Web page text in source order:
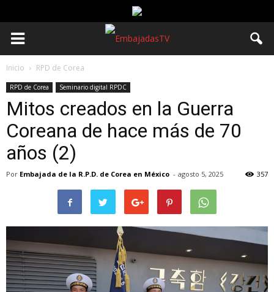
Inicio RPD de Corea
RPD de Corea Seminario digital RPDC
Mitos creados en la Guerra
Coreana de hace más de 70
años (2)
Por Embajada de la R.P.D. de Corea en México - agosto 5, 2025 357